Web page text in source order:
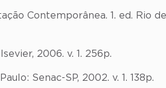
Contemporânea. 1. ed. Rio
2006. v. 1. 256p.
Senac-SP, 2002. v. 1. 138p.